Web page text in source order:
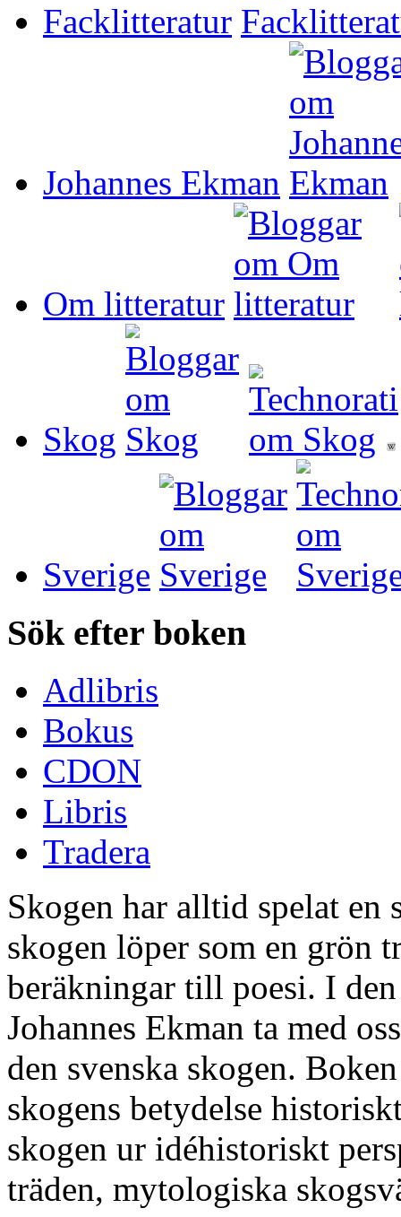
Facklitteratur
Johannes Ekman
Om litteratur
Skog
Sverige
Sök efter boken
Adlibris
Bokus
CDON
Libris
Tradera
Skogen har alltid spelat en
skogen löper som en grön
beräkningar till poesi. I
Johannes Ekman ta med
den svenska skogen.
skogens betydelse
skogen ur idéhistoriskt
träden, mytologiska